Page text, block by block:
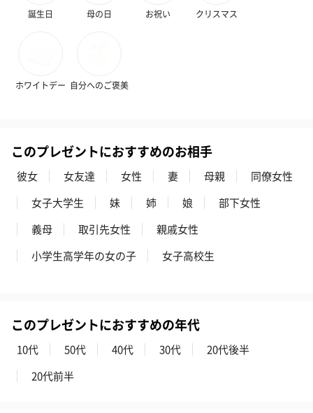
生花
生花のブーケを同梱します。
誕生日 母の日 お祝い クリスマス
ホワイトデー 自分へのご褒美
このプレゼントにおすすめのお相手
彼女 女友達 女性 妻 母親
同僚女性
女子大学生
妹 姉 娘
部下女性
義母
取引先女性
親戚女性
小学生高学年の女の子
女子高校生
このプレゼントにおすすめの年代
10代 50代 40代 30代
20代後半
20代前半